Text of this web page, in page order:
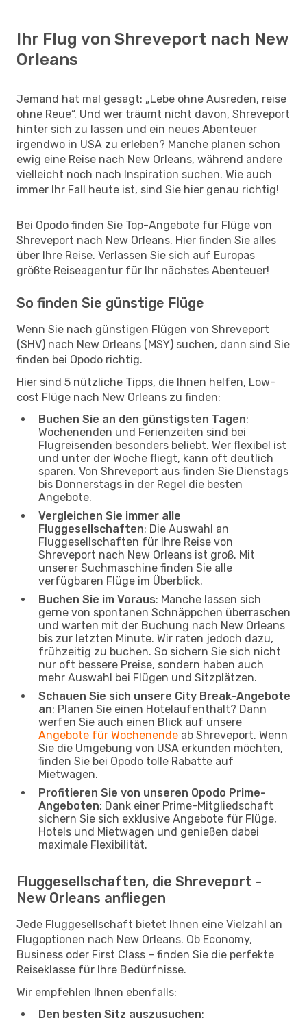
Ihr Flug von Shreveport nach New
Orleans
Jemand hat mal gesagt: „Lebe ohne Ausreden, reise
ohne Reue“. Und wer träumt nicht davon, Shreveport
hinter sich zu lassen und ein neues Abenteuer
irgendwo in USA zu erleben? Manche planen schon
ewig eine Reise nach New Orleans, während andere
vielleicht noch nach Inspiration suchen. Wie auch
immer Ihr Fall heute ist, sind Sie hier genau richtig!
Bei Opodo finden Sie Top-Angebote für Flüge von
Shreveport nach New Orleans. Hier finden Sie alles
über Ihre Reise. Verlassen Sie sich auf Europas
größte Reiseagentur für Ihr nächstes Abenteuer!
So finden Sie günstige Flüge
Wenn Sie nach günstigen Flügen von Shreveport
(SHV) nach New Orleans (MSY) suchen, dann sind Sie
finden bei Opodo richtig.
Hier sind 5 nützliche Tipps, die Ihnen helfen, Low-
cost Flüge nach New Orleans zu finden:
Buchen Sie an den günstigsten Tagen:
Wochenenden und Ferienzeiten sind bei
Flugreisenden besonders beliebt. Wer flexibel ist
und unter der Woche fliegt, kann oft deutlich
sparen. Von Shreveport aus finden Sie Dienstags
bis Donnerstags in der Regel die besten
Angebote.
Vergleichen Sie immer alle
Fluggesellschaften: Die Auswahl an
Fluggesellschaften für Ihre Reise von
Shreveport nach New Orleans ist groß. Mit
unserer Suchmaschine finden Sie alle
verfügbaren Flüge im Überblick.
Buchen Sie im Voraus: Manche lassen sich
gerne von spontanen Schnäppchen überraschen
und warten mit der Buchung nach New Orleans
bis zur letzten Minute. Wir raten jedoch dazu,
frühzeitig zu buchen. So sichern Sie sich nicht
nur oft bessere Preise, sondern haben auch
mehr Auswahl bei Flügen und Sitzplätzen.
Schauen Sie sich unsere City Break-Angebote
an: Planen Sie einen Hotelaufenthalt? Dann
werfen Sie auch einen Blick auf unsere
Angebote für Wochenende ab Shreveport. Wenn
Sie die Umgebung von USA erkunden möchten,
finden Sie bei Opodo tolle Rabatte auf
Mietwagen.
Profitieren Sie von unseren Opodo Prime-
Angeboten: Dank einer Prime-Mitgliedschaft
sichern Sie sich exklusive Angebote für Flüge,
Hotels und Mietwagen und genießen dabei
maximale Flexibilität.
Fluggesellschaften, die Shreveport -
New Orleans anfliegen
Jede Fluggesellschaft bietet Ihnen eine Vielzahl an
Flugoptionen nach New Orleans. Ob Economy,
Business oder First Class – finden Sie die perfekte
Reiseklasse für Ihre Bedürfnisse.
Wir empfehlen Ihnen ebenfalls:
Den besten Sitz auszusuchen: